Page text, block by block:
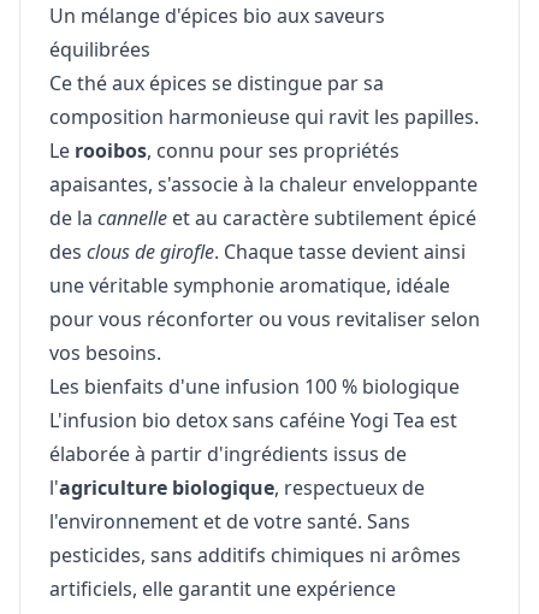
Un mélange d'épices bio aux saveurs
équilibrées
Ce thé aux épices se distingue par sa
composition harmonieuse qui ravit les papilles.
Le rooibos, connu pour ses propriétés
apaisantes, s'associe à la chaleur enveloppante
de la cannelle et au caractère subtilement épicé
des clous de girofle. Chaque tasse devient ainsi
une véritable symphonie aromatique, idéale
pour vous réconforter ou vous revitaliser selon
vos besoins.
Les bienfaits d'une infusion 100 % biologique
L'infusion bio detox sans caféine Yogi Tea est
élaborée à partir d'ingrédients issus de
l'agriculture biologique, respectueux de
l'environnement et de votre santé. Sans
pesticides, sans additifs chimiques ni arômes
artificiels, elle garantit une expérience